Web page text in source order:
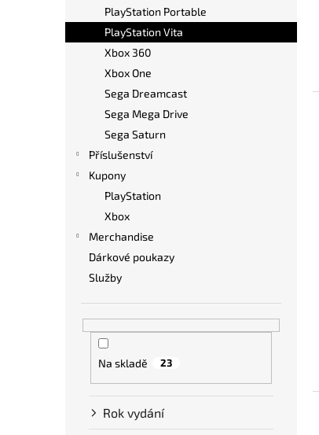
PlayStation Portable
PlayStation Vita
Xbox 360
Xbox One
Sega Dreamcast
Sega Mega Drive
Sega Saturn
Příslušenství
Kupony
PlayStation
Xbox
Merchandise
Dárkové poukazy
Služby
Na skladě 23
Rok vydání